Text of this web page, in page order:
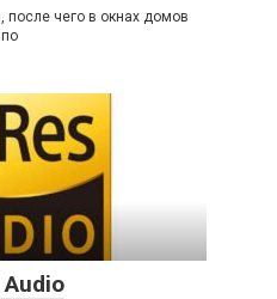
после чего в окнах домов